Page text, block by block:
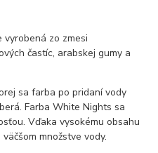
zo zmesi
častíc, arabskej gumy a
sa farba po pridaní vody
Farba White Nights sa
Vďaka vysokému obsahu
množstve vody.